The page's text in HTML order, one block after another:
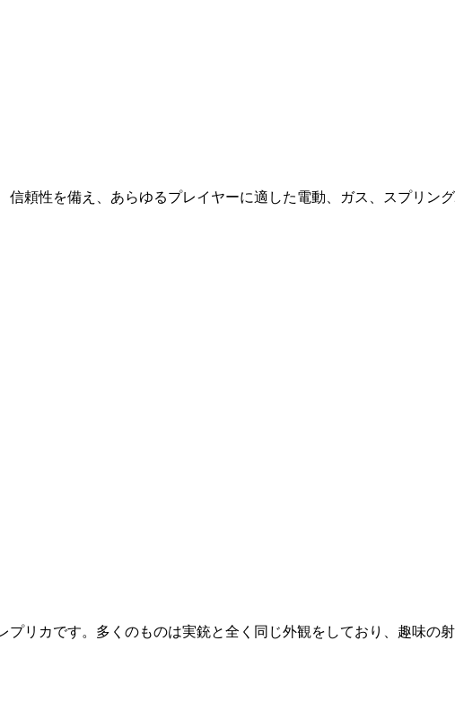
信頼性を備え、あらゆるプレイヤーに適した電動、ガス、スプリン
プリカです。多くのものは実銃と全く同じ外観をしており、趣味の